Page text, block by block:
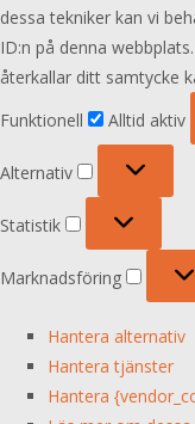
dessa tekniker kan vi
ID:n på denna
återkallar ditt samtycke
Funktionell
Alltid aktiv
Alternativ
Statistik
Marknadsföring
Hantera alternativ
Hantera tjänster
Hantera